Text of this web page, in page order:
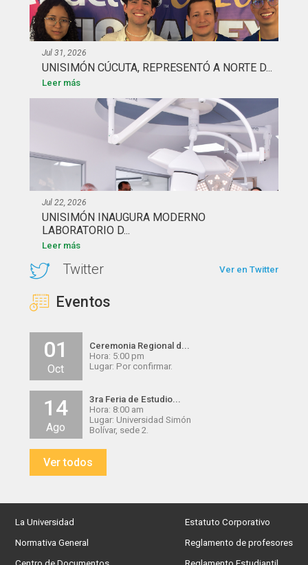
Jul 31, 2026
UNISIMÓN CÚCUTA, REPRESENTÓ A NORTE D...
Leer más
Jul 22, 2026
UNISIMÓN INAUGURA MODERNO
LABORATORIO D...
Leer más
Twitter Ver en Twitter
Eventos
01
Oct
Ceremonia Regional d...
Hora: 5:00 pm
Lugar: Por confirmar.
14
Ago
3ra Feria de Estudio...
Hora: 8:00 am
Lugar: Universidad Simón
Bolívar, sede 2.
Ver todos
La Universidad
Normativa General
Estatuto Corporativo
Reglamento de profesores